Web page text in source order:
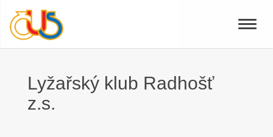
Toggle
Lyžařský klub Radhošť
z.s.